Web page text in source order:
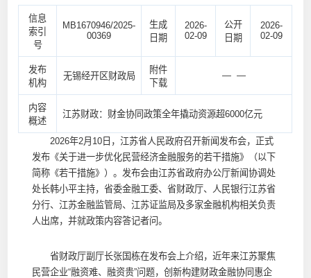
信息
索引
号
MB1670946/2025-
00369
生成
日期
2026-
02-09
公开
日期
2026-
02-09
发布
机构
无锡经开区财政局
附件
下载
— —
内容
概述
江苏财政：财金协同政策全年撬动资源超6000亿元
2026年2月10日，江苏省人民政府召开新闻发布会，正式
发布《关于进一步优化民营经济金融服务的若干措施》（以下
简称《若干措施》）。发布会由江苏省政府办公厅新闻协调处
处长韩小平主持，省委金融工委、省财政厅、人民银行江苏省
分行、江苏金融监管局、江苏证监局及多家金融机构相关负责
人出席，并就政策内容答记者问。
省财政厅副厅长张国栋在发布会上介绍，近年来江苏聚焦
民营企业“融资难、融资贵”问题，创新构建财政金融协同惠企